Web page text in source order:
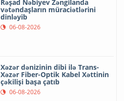
Rəşad Nəbiyev Zəngilanda
vətəndaşların müraciətlərini
dinləyib
06-08-2026
Xəzər dənizinin dibi ilə Trans-
Xəzər Fiber-Optik Kabel Xəttinin
çəkilişi başa çatıb
06-08-2026